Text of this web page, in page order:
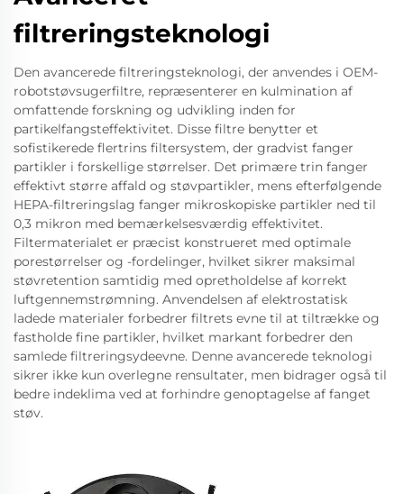
filtreringsteknologi
Den avancerede filtreringsteknologi, der anvendes i OEM-
robotstøvsugerfiltre, repræsenterer en kulmination af
omfattende forskning og udvikling inden for
partikelfangsteffektivitet. Disse filtre benytter et
sofistikerede flertrins filtersystem, der gradvist fanger
partikler i forskellige størrelser. Det primære trin fanger
effektivt større affald og støvpartikler, mens efterfølgende
HEPA-filtreringslag fanger mikroskopiske partikler ned til
0,3 mikron med bemærkelsesværdig effektivitet.
Filtermaterialet er præcist konstrueret med optimale
porestørrelser og -fordelinger, hvilket sikrer maksimal
støvretention samtidig med opretholdelse af korrekt
luftgennemstrømning. Anvendelsen af elektrostatisk
ladede materialer forbedrer filtrets evne til at tiltrække og
fastholde fine partikler, hvilket markant forbedrer den
samlede filtreringsydeevne. Denne avancerede teknologi
sikrer ikke kun overlegne rensultater, men bidrager også til
bedre indeklima ved at forhindre genoptagelse af fanget
støv.